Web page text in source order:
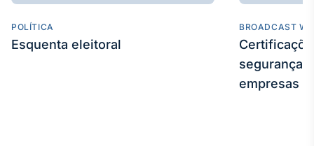
POLÍTICA
Esquenta eleitoral
BROADCAST
segurança
empresas